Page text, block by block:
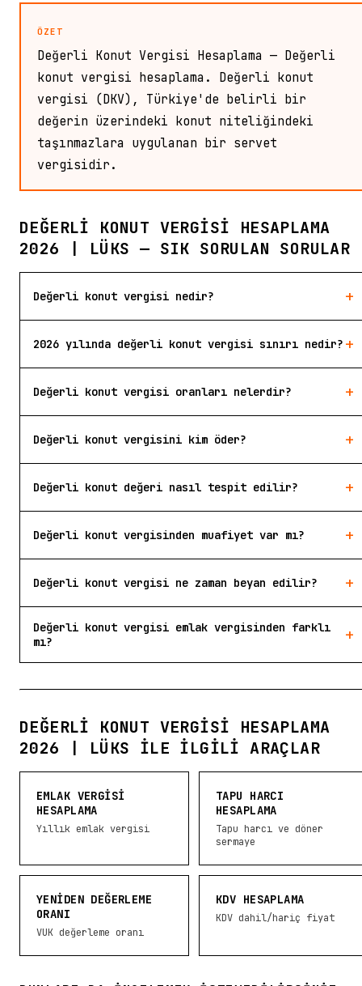
ÖZET
Değerli Konut Vergisi Hesaplama — Değerli
konut vergisi hesaplama. Değerli konut
vergisi (DKV), Türkiye'de belirli bir
değerin üzerindeki konut niteliğindeki
taşınmazlara uygulanan bir servet
vergisidir.
DEĞERLI KONUT VERGISI HESAPLAMA
2026 | LÜKS — SIK SORULAN SORULAR
Değerli konut vergisi nedir? +
2026 yılında değerli konut vergisi sınırı nedir? +
Değerli konut vergisi oranları nelerdir? +
Değerli konut vergisini kim öder? +
Değerli konut değeri nasıl tespit edilir? +
Değerli konut vergisinden muafiyet var mı? +
Değerli konut vergisi ne zaman beyan edilir? +
Değerli konut vergisi emlak vergisinden farklı
mı?
+
DEĞERLI KONUT VERGISI HESAPLAMA
2026 | LÜKS ILE İLGILI ARAÇLAR
EMLAK VERGISI
HESAPLAMA
Yıllık emlak vergisi
TAPU HARCI
HESAPLAMA
Tapu harcı ve döner
sermaye
YENIDEN DEĞERLEME
ORANI
VUK değerleme oranı
KDV HESAPLAMA
KDV dahil/hariç fiyat